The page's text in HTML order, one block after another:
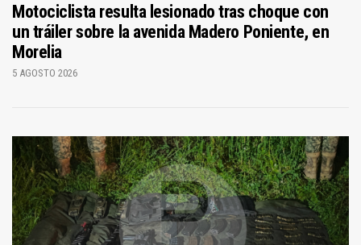
Motociclista resulta lesionado tras choque con
un tráiler sobre la avenida Madero Poniente, en
Morelia
5 AGOSTO 2026